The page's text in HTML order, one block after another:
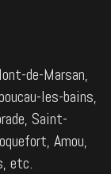
de-Marsan,
les-bains,
Saint-
Amou,
etc.